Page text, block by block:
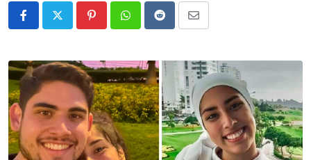
PinterestWhatsappRedditShare
Email